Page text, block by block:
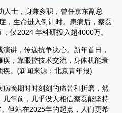
士，身兼多职，曾任京东副总
，生命进入倒计时。患病后，蔡磊
仅2024 年科研投入超4000万。
，传递抗争决心。新年首日，
，靠眼控技术交流，身体机能衰
。(新闻来源：北京青年报)
晚期时时刻刻的痛苦和折磨，然
年前，几乎没人相信蔡磊能坚持
但站在2025年的起点，人们更希